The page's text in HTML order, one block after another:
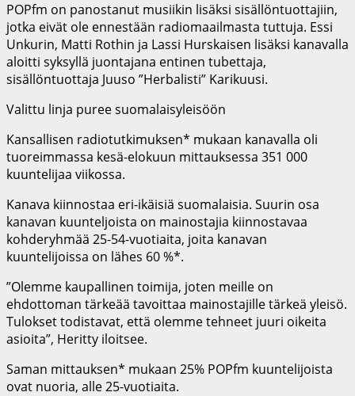
POPfm on panostanut musiikin lisäksi sisällöntuottajiin,
jotka eivät ole ennestään radiomaailmasta tuttuja. Essi
Unkurin, Matti Rothin ja Lassi Hurskaisen lisäksi kanavalla
aloitti syksyllä juontajana entinen tubettaja,
sisällöntuottaja Juuso ”Herbalisti” Karikuusi.
Valittu linja puree suomalaisyleisöön
Kansallisen radiotutkimuksen* mukaan kanavalla oli
tuoreimmassa kesä-elokuun mittauksessa 351 000
kuuntelijaa viikossa.
Kanava kiinnostaa eri-ikäisiä suomalaisia. Suurin osa
kanavan kuunteljoista on mainostajia kiinnostavaa
kohderyhmää 25-54-vuotiaita, joita kanavan
kuuntelijoissa on lähes 60 %*.
”Olemme kaupallinen toimija, joten meille on
ehdottoman tärkeää tavoittaa mainostajille tärkeä yleisö.
Tulokset todistavat, että olemme tehneet juuri oikeita
asioita”, Heritty iloitsee.
Saman mittauksen* mukaan 25% POPfm kuuntelijoista
ovat nuoria, alle 25-vuotiaita.